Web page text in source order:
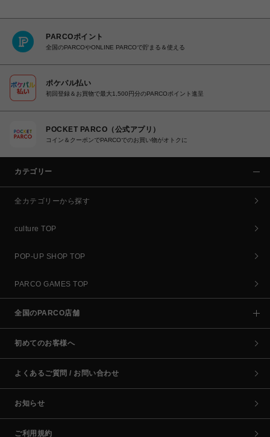
PARCOポイント
全国のPARCOやONLINE PARCOで貯まる＆使える
ポケパル払い
初回登録＆お買物で最大1,500円分のPARCOポイント進呈
POCKET PARCO（公式アプリ）
コイン＆クーポンでPARCOでのお買い物がオトクに
カテゴリー
全カテゴリーから探す
culture TOP
POP-UP SHOP TOP
PARCO GAMES TOP
全国のPARCO店舗
初めてのお客様へ
よくあるご質問 / お問い合わせ
お知らせ
ご利用規約